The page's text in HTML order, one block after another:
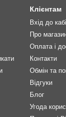
Клієнтам
Вхід до
Про
Оплата і
Контакти
Обмін та
Відгуки
Блог
Угода